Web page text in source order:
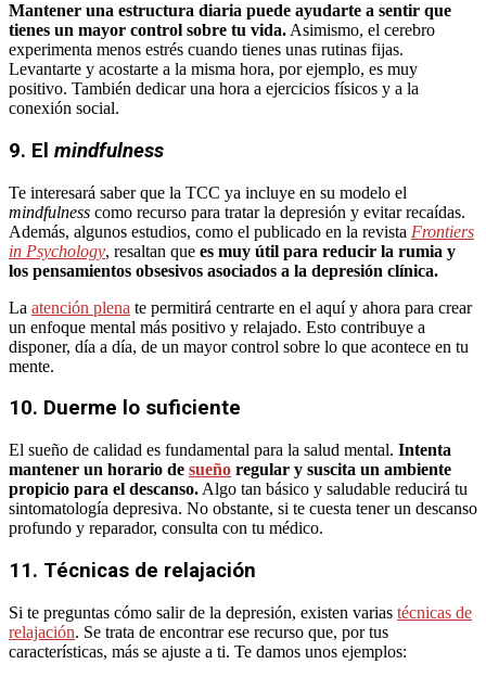
Mantener una estructura diaria puede ayudarte a sentir que
tienes un mayor control sobre tu vida. Asimismo, el cerebro
experimenta menos estrés cuando tienes unas rutinas fijas.
Levantarte y acostarte a la misma hora, por ejemplo, es muy
positivo. También dedicar una hora a ejercicios físicos y a la
conexión social.
9. El mindfulness
Te interesará saber que la TCC ya incluye en su modelo el
mindfulness como recurso para tratar la depresión y evitar recaídas.
Además, algunos estudios, como el publicado en la revista Frontiers
in Psychology, resaltan que es muy útil para reducir la rumia y
los pensamientos obsesivos asociados a la depresión clínica.
La atención plena te permitirá centrarte en el aquí y ahora para crear
un enfoque mental más positivo y relajado. Esto contribuye a
disponer, día a día, de un mayor control sobre lo que acontece en tu
mente.
10. Duerme lo suficiente
El sueño de calidad es fundamental para la salud mental. Intenta
mantener un horario de sueño regular y suscita un ambiente
propicio para el descanso. Algo tan básico y saludable reducirá tu
sintomatología depresiva. No obstante, si te cuesta tener un descanso
profundo y reparador, consulta con tu médico.
11. Técnicas de relajación
Si te preguntas cómo salir de la depresión, existen varias técnicas de
relajación. Se trata de encontrar ese recurso que, por tus
características, más se ajuste a ti. Te damos unos ejemplos: